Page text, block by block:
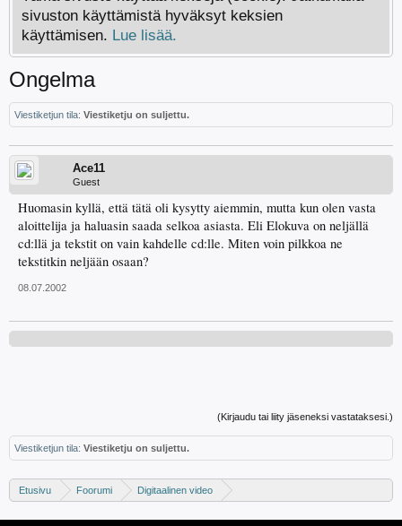
sivuston käyttämistä hyväksyt keksien
käyttämisen. Lue lisää.
Ongelma
Viestiketjun tila: Viestiketju on suljettu.
Ace11
Guest
Huomasin kyllä, että tätä oli kysytty aiemmin, mutta kun olen vasta
aloittelija ja haluasin saada selkoa asiasta. Eli Elokuva on neljällä
cd:llä ja tekstit on vain kahdelle cd:lle. Miten voin pilkkoa ne
tekstitkin neljään osaan?
08.07.2002
(Kirjaudu tai liity jäseneksi vastataksesi.)
Viestiketjun tila: Viestiketju on suljettu.
Etusivu Foorumi
Digitaalinen video